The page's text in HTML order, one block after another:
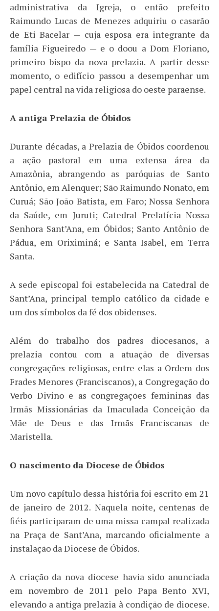
administrativa da Igreja, o então prefeito
Raimundo Lucas de Menezes adquiriu o casarão
de Eti Bacelar — cuja esposa era integrante da
família Figueiredo — e o doou a Dom Floriano,
primeiro bispo da nova prelazia. A partir desse
momento, o edifício passou a desempenhar um
papel central na vida religiosa do oeste paraense.
A antiga Prelazia de Óbidos
Durante décadas, a Prelazia de Óbidos coordenou
a ação pastoral em uma extensa área da
Amazônia, abrangendo as paróquias de Santo
Antônio, em Alenquer; São Raimundo Nonato, em
Curuá; São João Batista, em Faro; Nossa Senhora
da Saúde, em Juruti; Catedral Prelatícia Nossa
Senhora Sant’Ana, em Óbidos; Santo Antônio de
Pádua, em Oriximiná; e Santa Isabel, em Terra
Santa.
A sede episcopal foi estabelecida na Catedral de
Sant’Ana, principal templo católico da cidade e
um dos símbolos da fé dos obidenses.
Além do trabalho dos padres diocesanos, a
prelazia contou com a atuação de diversas
congregações religiosas, entre elas a Ordem dos
Frades Menores (Franciscanos), a Congregação do
Verbo Divino e as congregações femininas das
Irmãs Missionárias da Imaculada Conceição da
Mãe de Deus e das Irmãs Franciscanas de
Maristella.
O nascimento da Diocese de Óbidos
Um novo capítulo dessa história foi escrito em 21
de janeiro de 2012. Naquela noite, centenas de
fiéis participaram de uma missa campal realizada
na Praça de Sant’Ana, marcando oficialmente a
instalação da Diocese de Óbidos.
A criação da nova diocese havia sido anunciada
em novembro de 2011 pelo Papa Bento XVI,
elevando a antiga prelazia à condição de diocese.